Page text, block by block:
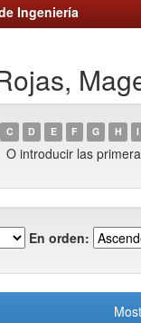
Ingeniería
C D E F G H I
O introducir las
En orden: